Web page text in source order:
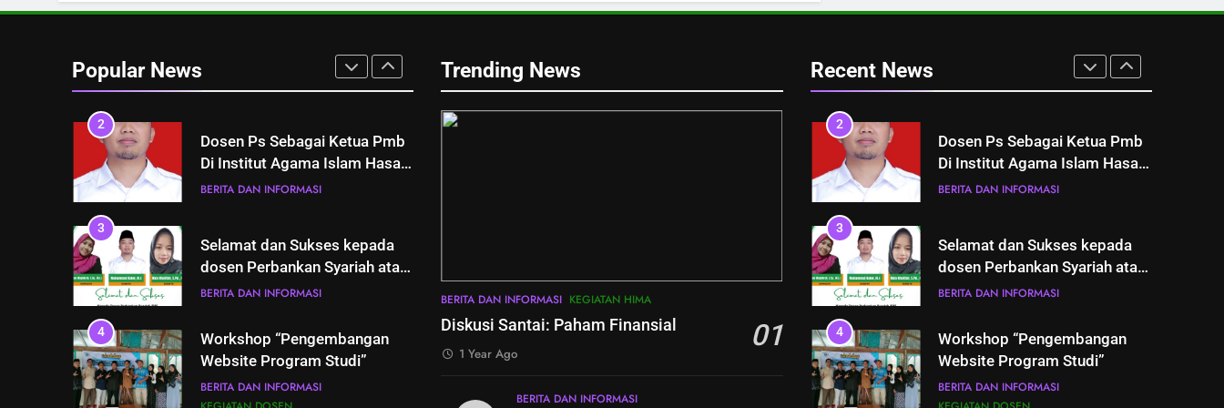
Popular News
BERITA DAN INFORMASI
Dosen Ps Sebagai Ketua Pmb
Di Institut Agama Islam Hasan
Selamat dan Sukses kepada
dosen Perbankan Syariah atas
4
Workshop “Pengembangan
Website Program Studi”
KEGIATAN DOSEN
5
Selamat dan Sukses Atas
Perubahan Bentuk STAIHA
Trending News
BERITA DAN INFORMASI KEGIATAN HIMA
Diskusi Santai: Paham Finansial 01
1 Year Ago
BERITA DAN INFORMASI
Recent News
Finansial
Jufri Bawean(Pak Rahel,M.E)
BERITA DAN INFORMASI
3
Publishnya Jurnal di SINTA 5
BERITA DAN INFORMASI
4
Workshop “Pengembangan
BERITA DAN INFORMASI
KEGIATAN DOSEN
5